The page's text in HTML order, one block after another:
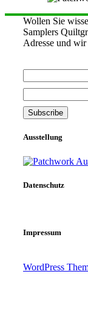
Wollen Sie
Samplers
Adresse und
Ausstellung
Datenschutz
Impressum
WordPress